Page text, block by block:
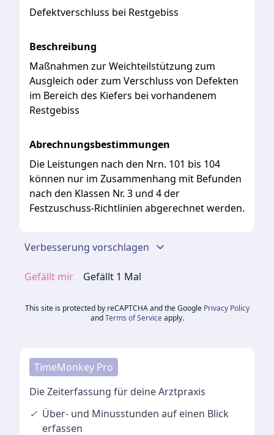
Defektverschluss bei Restgebiss
Beschreibung
Maßnahmen zur Weichteilstützung zum
Ausgleich oder zum Verschluss von Defekten
im Bereich des Kiefers bei vorhandenem
Restgebiss
Abrechnungsbestimmungen
Die Leistungen nach den Nrn. 101 bis 104
können nur im Zusammenhang mit Befunden
nach den Klassen Nr. 3 und 4 der
Festzuschuss-Richtlinien abgerechnet werden.
Verbesserung vorschlagen
Gefällt mir Gefällt 1 Mal
This site is protected by reCAPTCHA and the Google Privacy Policy
and Terms of Service apply.
TimeMonkey Pro
Die Zeiterfassung für deine Arztpraxis
✓ Über- und Minusstunden auf einen Blick
erfassen